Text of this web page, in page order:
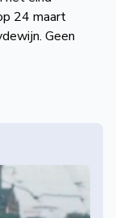
24 maart
Geen